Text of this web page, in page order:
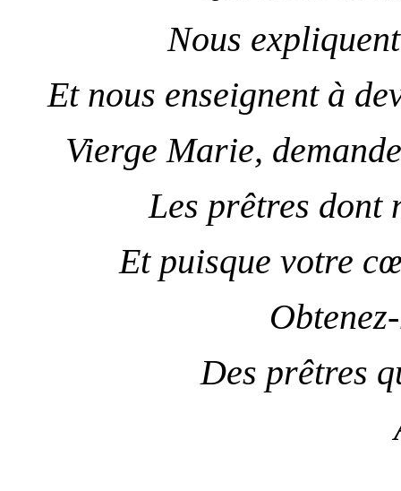
Nous
Et nous enseignent à
Vierge Marie,
Les prêtres dont
Et puisque votre
Des prêtres